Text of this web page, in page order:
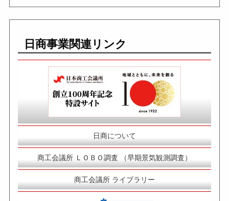
日商事業関連リンク
日商について
商工会議所 ＬＯＢＯ調査 （早期景気観測調査）
商工会議所 ライブラリー